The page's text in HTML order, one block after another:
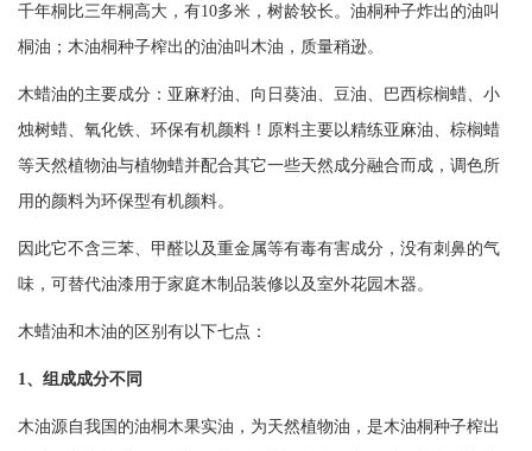
千年桐比三年桐高大，有10多米，树龄较长。油桐种子炸出的油叫
桐油；木油桐种子榨出的油油叫木油，质量稍逊。
木蜡油的主要成分：亚麻籽油、向日葵油、豆油、巴西棕榈蜡、小
烛树蜡、氧化铁、环保有机颜料！原料主要以精练亚麻油、棕榈蜡
等天然植物油与植物蜡并配合其它一些天然成分融合而成，调色所
用的颜料为环保型有机颜料。
因此它不含三苯、甲醛以及重金属等有毒有害成分，没有刺鼻的气
味，可替代油漆用于家庭木制品装修以及室外花园木器。
木蜡油和木油的区别有以下七点：
1、组成成分不同
木油源自我国的油桐木果实油，为天然植物油，是木油桐种子榨出